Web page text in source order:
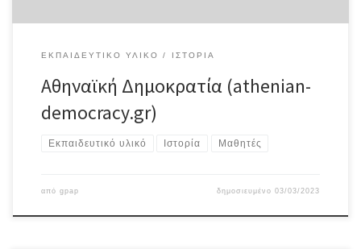
ΕΚΠΑΙΔΕΥΤΙΚΌ ΥΛΙΚΌ ΙΣΤΟΡΊΑ
Αθηναϊκή Δημοκρατία (athenian-
democracy.gr)
Εκπαιδευτικό υλικό Ιστορία Μαθητές
από gpap δημοσιευμένο03/03/2023